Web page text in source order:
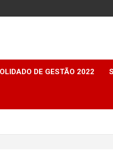
DE GESTÃO 2022